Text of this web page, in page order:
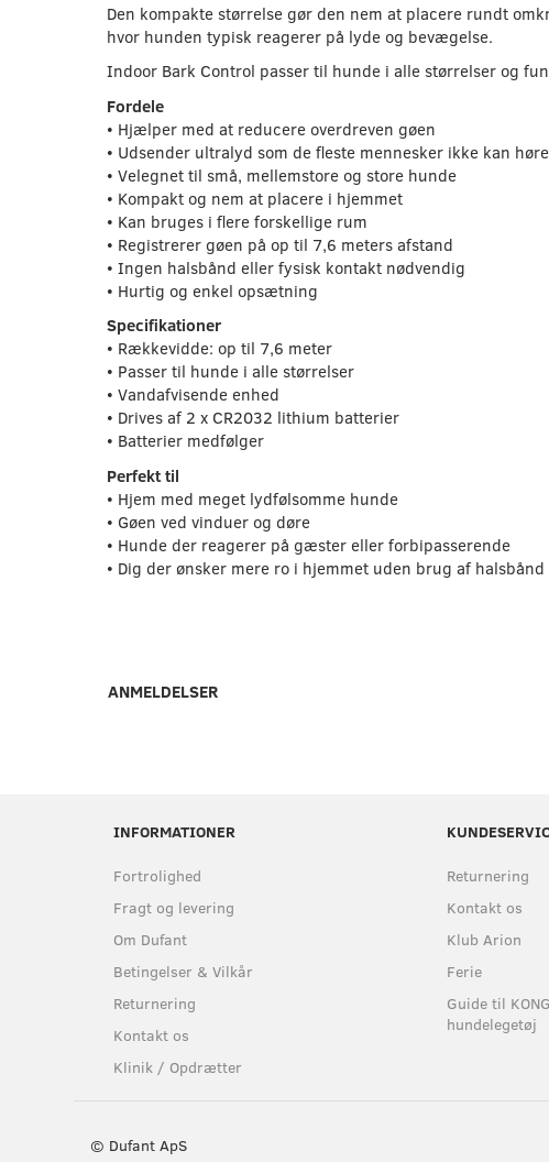
Den kompakte størrelse gør den nem at placere rundt
hvor hunden typisk reagerer på lyde og bevægelse.
Indoor Bark Control passer til hunde i alle størrelser og
Fordele
• Hjælper med at reducere overdreven gøen
• Udsender ultralyd som de fleste mennesker ikke kan høre
• Velegnet til små, mellemstore og store hunde
• Kompakt og nem at placere i hjemmet
• Kan bruges i flere forskellige rum
• Registrerer gøen på op til 7,6 meters afstand
• Ingen halsbånd eller fysisk kontakt nødvendig
• Hurtig og enkel opsætning
Specifikationer
• Rækkevidde: op til 7,6 meter
• Passer til hunde i alle størrelser
• Vandafvisende enhed
• Drives af 2 x CR2032 lithium batterier
• Batterier medfølger
Perfekt til
• Hjem med meget lydfølsomme hunde
• Gøen ved vinduer og døre
• Hunde der reagerer på gæster eller forbipasserende
• Dig der ønsker mere ro i hjemmet uden brug af
ANMELDELSER
INFORMATIONER
Fortrolighed
Fragt og levering
Om Dufant
Betingelser & Vilkår
Returnering
Kontakt os
Klinik / Opdrætter
Returnering
Kontakt os
Klub Arion
Ferie
Guide til KONG
hundelegetøj
© Dufant ApS